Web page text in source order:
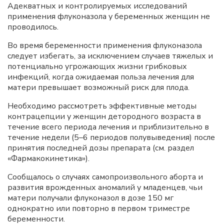
Адекватных и контролируемых исследований
применения флуконазола у беременных женщин не
проводилось.
Во время беременности применения флуконазола
следует избегать, за исключением случаев тяжелых и
потенциально угрожающих жизни грибковых
инфекций, когда ожидаемая польза лечения для
матери превышает возможный риск для плода.
Необходимо рассмотреть эффективные методы
контрацепции у женщин детородного возраста в
течение всего периода лечения и приблизительно в
течение недели (5–6 периодов полувыведения) после
принятия последней дозы препарата (см. раздел
«Фармакокинетика»).
Сообщалось о случаях самопроизвольного аборта и
развития врожденных аномалий у младенцев, чьи
матери получали флуконазол в дозе 150 мг
однократно или повторно в первом триместре
беременности.